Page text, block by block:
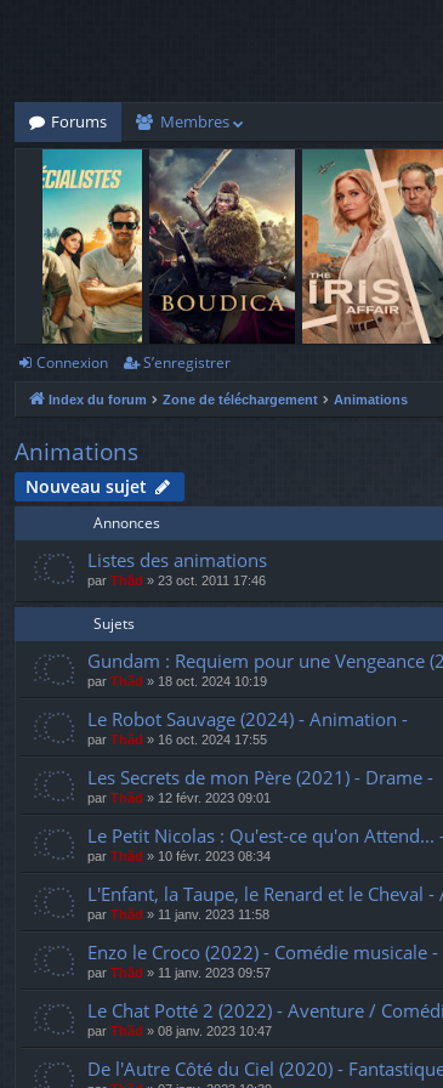
Forums
Membres
Connexion S’enregistrer
Index du forum Zone de téléchargement Animations
Animations
Nouveau sujet
Annonces
Listes des animations
par Thãd » 23 oct. 2011 17:46
Sujets
Gundam : Requiem pour une Vengeance
par Thãd » 18 oct. 2024 10:19
Le Robot Sauvage (2024) - Animation -
par Thãd » 16 oct. 2024 17:55
Les Secrets de mon Père (2021) - Drame -
par Thãd » 12 févr. 2023 09:01
Le Petit Nicolas : Qu'est-ce qu'on Attend...
par Thãd » 10 févr. 2023 08:34
L'Enfant, la Taupe, le Renard et le Cheval
par Thãd » 11 janv. 2023 11:58
Enzo le Croco (2022) - Comédie musicale -
par Thãd » 11 janv. 2023 09:57
Le Chat Potté 2 (2022) - Aventure /
par Thãd » 08 janv. 2023 10:47
De l'Autre Côté du Ciel (2020) -